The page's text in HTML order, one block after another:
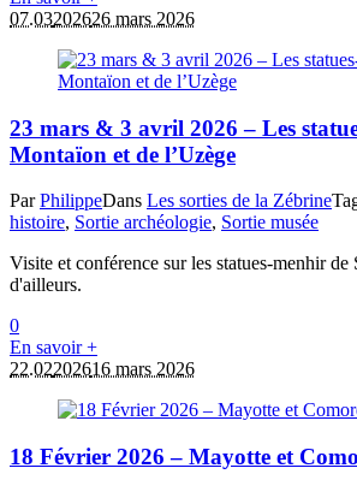
07.03202626 mars 2026
23 mars & 3 avril 2026 – Les
Montaïon et de l’Uzège
ParPhilippeDans Les sorties de la Zébrine
histoire, Sortie archéologie, Sortie musée
Visite et conférence sur les statues-menhir de
d'ailleurs.
0
En savoir +
22.02202616 mars 2026
18 Février 2026 – Mayotte et